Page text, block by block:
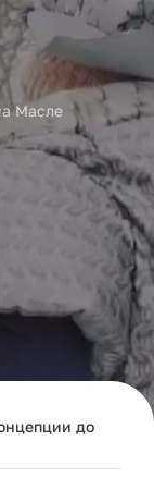
Масленицу
до